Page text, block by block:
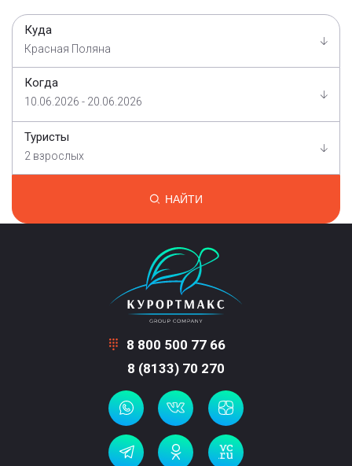
Куда
Красная Поляна
Когда
10.06.2026 - 20.06.2026
Туристы
2 взрослых
НАЙТИ
8 800 500 77 66
8 (8133) 70 270